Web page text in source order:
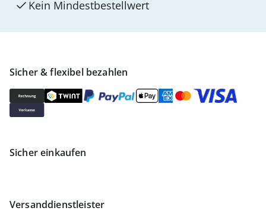
Sicher & flexibel bezahlen
Sicher einkaufen
Versanddienstleister
Kein Mindest­bestellwert